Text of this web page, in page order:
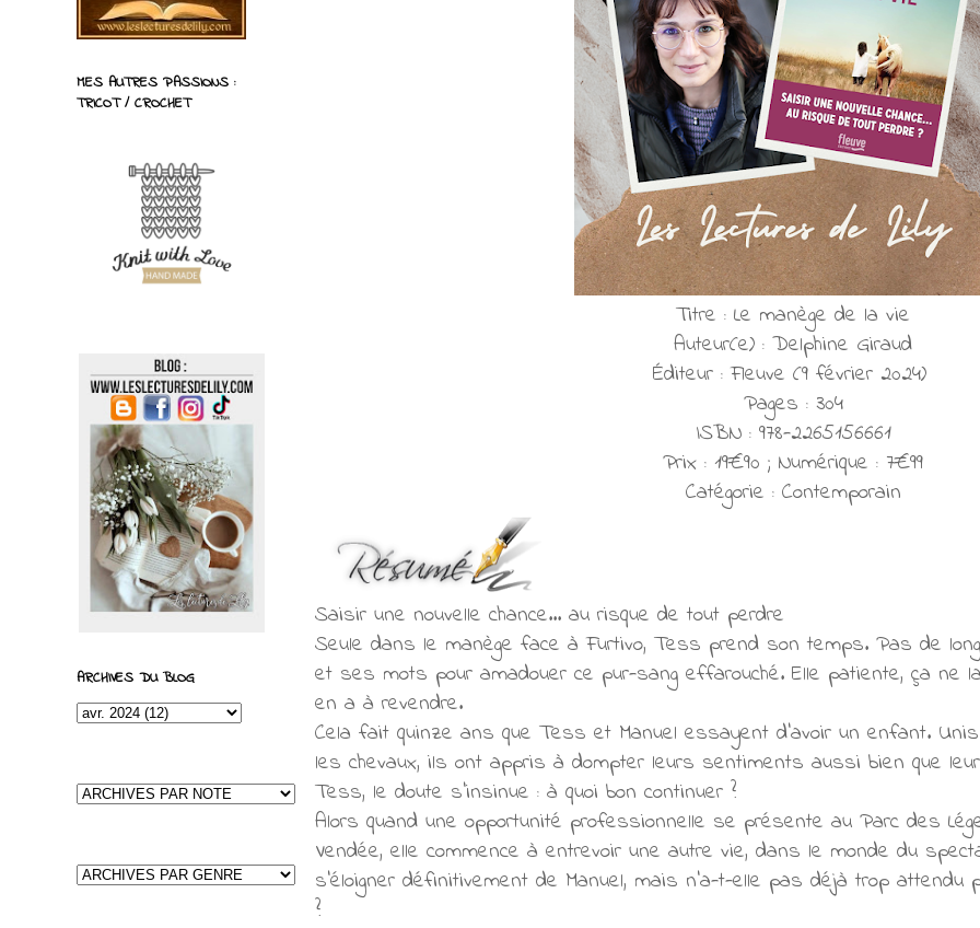
Titre : Le manège de la vie
Auteur(e) : Delphine Giraud
Éditeur : Fleuve (9 février 2024)
Pages : 304
ISBN : 978-2265156661
Prix : 19€90 ; Numérique : 7€99
Catégorie : Contemporain
Saisir une nouvelle chance... au risque de tout perdre
Seule dans le manège face à Furtivo, Tess prend son temps. Pas de
et ses mots pour amadouer ce pur-sang effarouché. Elle patiente, ça ne
en a à revendre.
Cela fait quinze ans que Tess et Manuel essayent d'avoir un enfant.
les chevaux, ils ont appris à dompter leurs sentiments aussi bien que
Tess, le doute s'insinue : à quoi bon continuer ?
Alors quand une opportunité professionnelle se présente au Parc des
Vendée, elle commence à entrevoir une autre vie, dans le monde du
s'éloigner définitivement de Manuel, mais n'a-t-elle pas déjà trop attendu
?
MES AUTRES PASSIONS :
TRICOT / CROCHET
ARCHIVES DU BLOG